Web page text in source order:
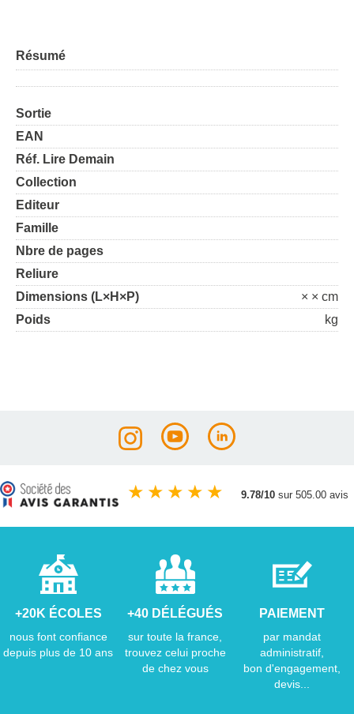
Résumé
Sortie
EAN
Réf. Lire Demain
Collection
Editeur
Famille
Nbre de pages
Reliure
Dimensions (L×H×P)
× × cm
Poids
kg
★ ★ ★ ★ ★ 9.78/10 sur 505.00 avis
+20K ÉCOLES
nous font confiance
depuis plus de 10 ans
+40 DÉLÉGUÉS
sur toute la france,
trouvez celui proche
de chez vous
PAIEMENT
par mandat
administratif,
bon d'engagement,
devis...